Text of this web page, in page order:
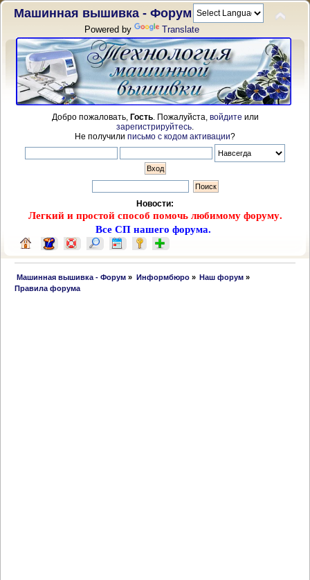
Машинная вышивка - Форум
Powered by Translate
Добро пожаловать, Гость. Пожалуйста, войдите или
зарегистрируйтесь
Не получили письмо с кодом активации?
Новости:
Легкий и простой способ помочь любимому форуму.
Все СП нашего форума.
Машинная вышивка - Форум » Информбюро» Наш форум »
Правила форума